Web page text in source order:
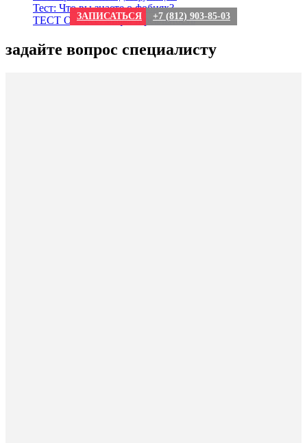
ЗАПИСАТЬСЯ +7 (812) 903-85-03
Тест: Что вы знаете о фобиях?
ТЕСТ О сексе: мифы и реальность
задайте вопрос специалисту